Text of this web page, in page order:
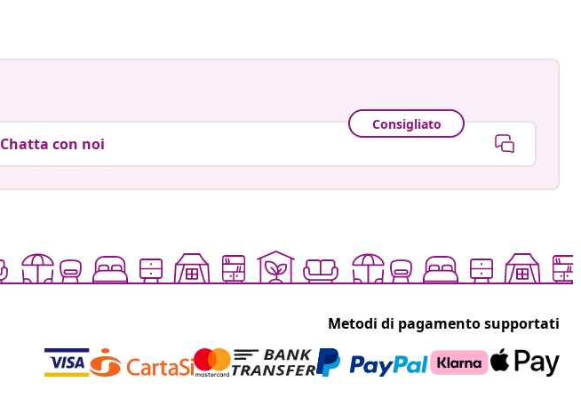
Consigliato
Chatta con noi
Metodi di pagamento supportati